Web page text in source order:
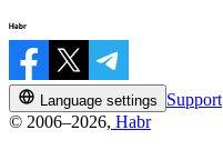
Language settings
Support
© 2006–2026, Habr